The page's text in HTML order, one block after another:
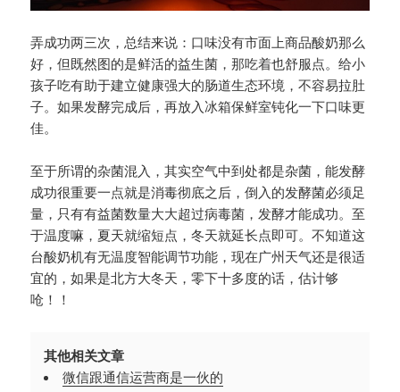
弄成功两三次，总结来说：口味没有市面上商品酸奶那么
好，但既然图的是鲜活的益生菌，那吃着也舒服点。给小
孩子吃有助于建立健康强大的肠道生态环境，不容易拉肚
子。如果发酵完成后，再放入冰箱保鲜室钝化一下口味更
佳。
至于所谓的杂菌混入，其实空气中到处都是杂菌，能发酵
成功很重要一点就是消毒彻底之后，倒入的发酵菌必须足
量，只有有益菌数量大大超过病毒菌，发酵才能成功。至
于温度嘛，夏天就缩短点，冬天就延长点即可。不知道这
台酸奶机有无温度智能调节功能，现在广州天气还是很适
宜的，如果是北方大冬天，零下十多度的话，估计够
呛！！
其他相关文章
微信跟通信运营商是一伙的